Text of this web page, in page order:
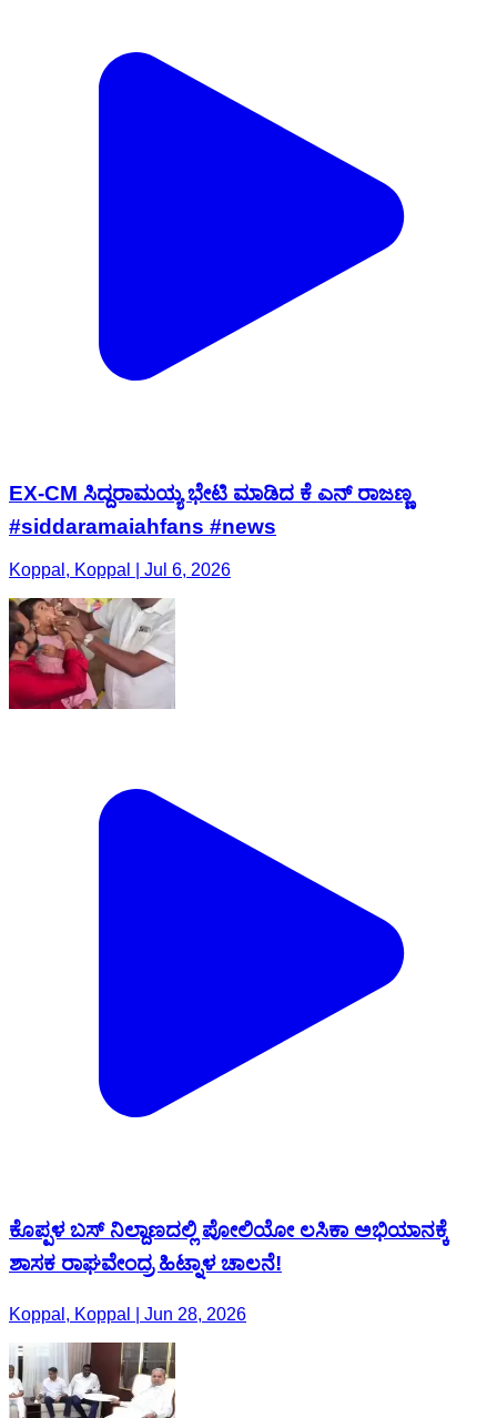
EX-CM ಸಿದ್ದರಾಮಯ್ಯ ಭೇಟಿ ಮಾಡಿದ ಕೆ ಎನ್ ರಾಜಣ್ಣ
#siddaramaiahfans #news
Koppal, Koppal | Jul 6, 2026
ಕೊಪ್ಪಳ ಬಸ್ ನಿಲ್ದಾಣದಲ್ಲಿ ಪೋಲಿಯೋ ಲಸಿಕಾ ಅಭಿಯಾನಕ್ಕೆ
ಶಾಸಕ ರಾಘವೇಂದ್ರ ಹಿಟ್ನಾಳ ಚಾಲನೆ!
Koppal, Koppal | Jun 28, 2026